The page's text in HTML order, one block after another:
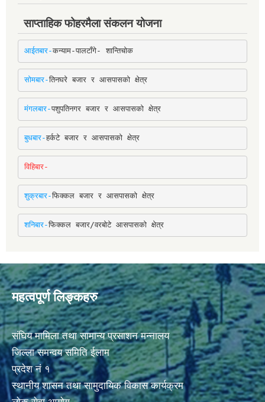
साप्ताहिक फोहरमैला संकलन योजना
आईतबार-कन्याम-पालटाँगे- शान्तिचोक
सोमबार-तिनघरे बजार र आसपासको क्षेत्र
मंगलबार-पशुपतिनगर बजार र आसपासको क्षेत्र
बुधबार-हर्कटे बजार र आसपासको क्षेत्र
विहिबार-
शुक्रबार-फिक्कल बजार र आसपासको क्षेत्र
शनिबार-फिक्कल बजार/वरबोटे आसपासको क्षेत्र
महत्वपूर्ण लिङ्कहरु
संघिय मामिला तथा सामान्य प्रसाशन मन्नालय
जिल्ला समन्वय समिति ईलाम
प्रदेश नं १
स्थानीय शासन तथा सामुदायिक विकास कार्यक्रम